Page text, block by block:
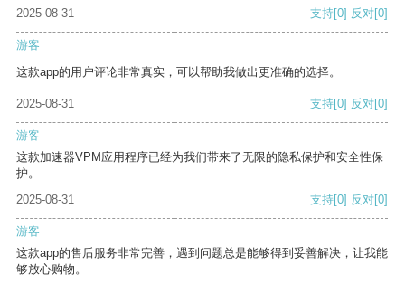
2025-08-31 支持[0] 反对[0]
游客
这款app的用户评论非常真实，可以帮助我做出更准确的选择。
2025-08-31 支持[0] 反对[0]
游客
这款加速器VPM应用程序已经为我们带来了无限的隐私保护和安全性保
护。
2025-08-31
支持[0] 反对[0]
游客
这款app的售后服务非常完善，遇到问题总是能够得到妥善解决，让我能
够放心购物。